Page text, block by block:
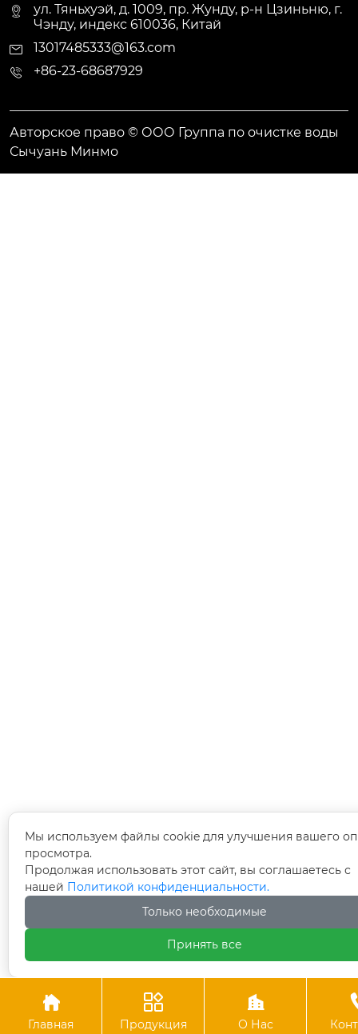
ул. Тяньхуэй, д. 1009, пр. Жунду, р-н Цзиньню, г.
Чэнду, индекс 610036, Китай
13017485333@163.com
+86-23-68687929
Авторское право © ООО Группа по очистке воды
Сычуань Минмо

Главная

Продукция

О Нас
Мы используем файлы cookie для улучшения вашего
просмотра.
Продолжая использовать этот сайт, вы соглашаетесь с
нашей Политикой конфиденциальности.
Только необходимые
Принять все